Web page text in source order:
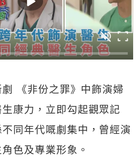
《非份之罪》中飾演婦
康力，立即勾起觀眾記
同年代嘅劇集中，曾經演
色及專業形象。